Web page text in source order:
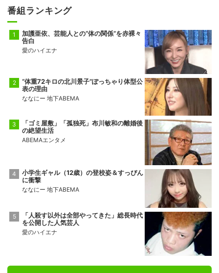
番組ランキング
加護亜依、芸能人との“体の関係”を赤裸々
告白
愛のハイエナ
“体重72キロの北川景子”ぽっちゃり体型公
表の理由
ななにー 地下ABEMA
「ゴミ屋敷」「孤独死」布川敏和の離婚後
の絶望生活
ABEMAエンタメ
小学生ギャル（12歳）の登校姿＆すっぴん
に衝撃
ななにー 地下ABEMA
「人殺す以外は全部やってきた」総長時代
を公開した人気芸人
愛のハイエナ